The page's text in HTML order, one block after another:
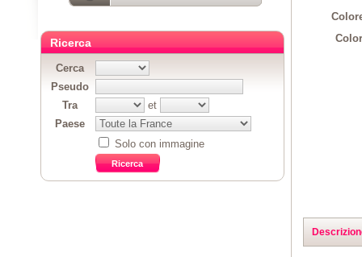
Ricerca
Cerca
Pseudo
Tra
et
Paese
Solo con immagine